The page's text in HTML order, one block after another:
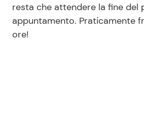
resta che attendere la fine del
appuntamento. Praticamente
ore!